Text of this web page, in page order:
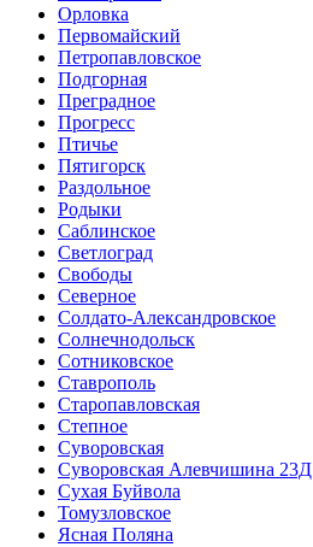
Орловка
Первомайский
Петропавловское
Подгорная
Преградное
Прогресс
Птичье
Пятигорск
Раздольное
Родыки
Саблинское
Светлоград
Свободы
Северное
Солдато-Александровское
Солнечнодольск
Сотниковское
Ставрополь
Старопавловская
Степное
Суворовская
Суворовская Алевчишина 23Д
Сухая Буйвола
Томузловское
Ясная Поляна